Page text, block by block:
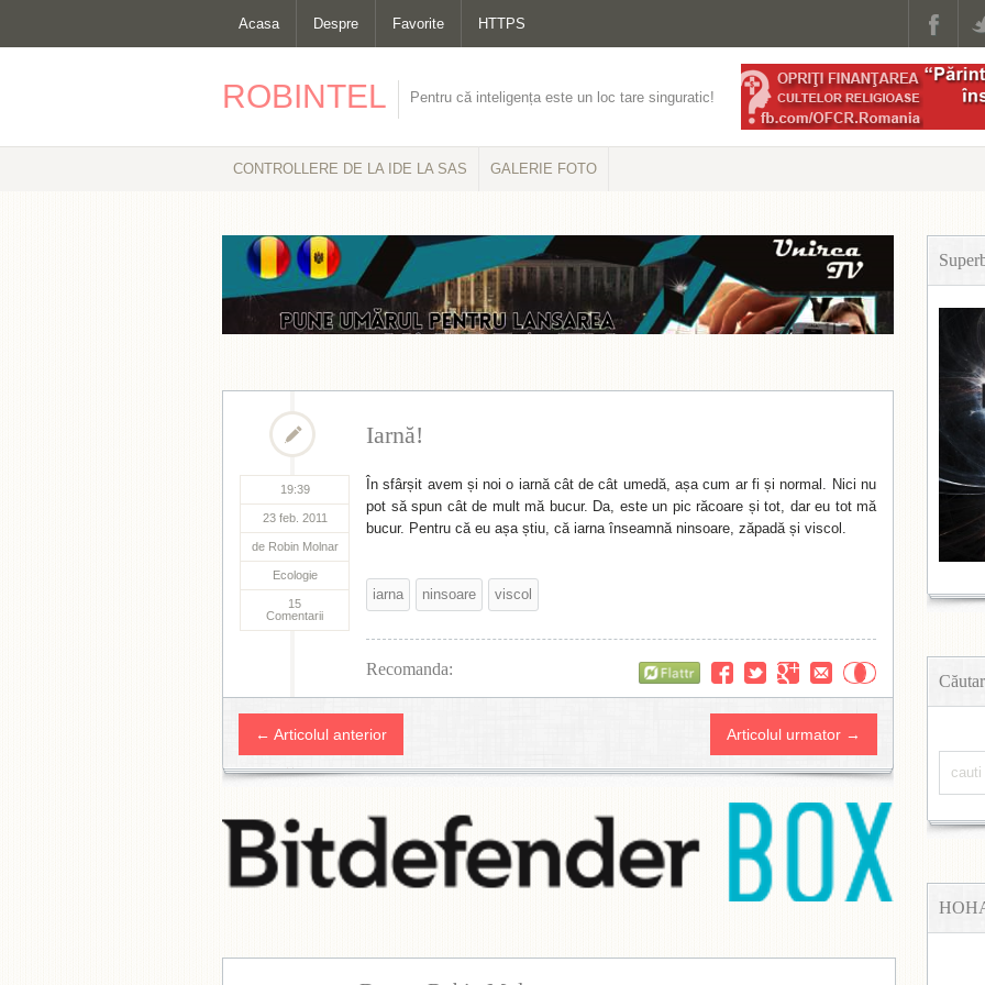
Acasa Despre Favorite HTTPS
ROBINTEL Pentru că inteligența este un loc tare singuratic!
CONTROLLERE DE LA IDE LA SAS GALERIE FOTO
19:39
23 feb. 2011
de Robin Molnar
Ecologie
15
Comentarii
Iarnă!
În sfârșit avem și noi o iarnă cât de cât umedă, așa cum ar fi și normal. Nici nu
pot să spun cât de mult mă bucur. Da, este un pic răcoare și tot, dar eu tot mă
bucur. Pentru că eu așa știu, că iarna înseamnă ninsoare, zăpadă și viscol.
iarna ninsoare viscol
Recomanda:
← Articolul anterior Articolul urmator →